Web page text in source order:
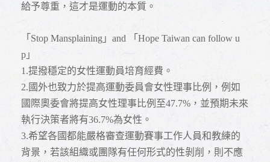
給予尊重，這才是運動的本質。
「Stop Mansplaining」and 「Hope Taiwan can follow u
p」
1.提撥穩定的女性運動員培育經費。
2. 國外也致力於提高運動委員會女性理事比例，例如
國際奧委會將提高女性理事比例至47.7%，並預期未來
執行決策者將有36.7%為女性。
3.希望各國都能嚴格審查運動賽事工作人員和教練的
背景，若該組織或團隊有任何形式的性剝削，則不應